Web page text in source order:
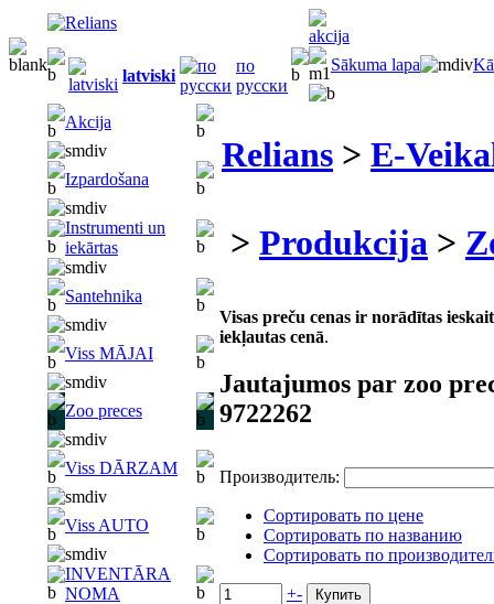
latviski
по
русски
Sākuma lapa
Akcija
Izpardošana
Instrumenti un
iekārtas
Santehnika
Viss MĀJAI
Zoo preces
Viss DĀRZAM
Viss AUTO
INVENTĀRA
NOMA
Relians > E-
> Produkcija >
Visas preču cenas ir norādītas
iekļautas cenā.
Jautajumos par zoo
9722262
Производитель:
Сортировать по цене
Сортировать по названию
Сортировать по
+-